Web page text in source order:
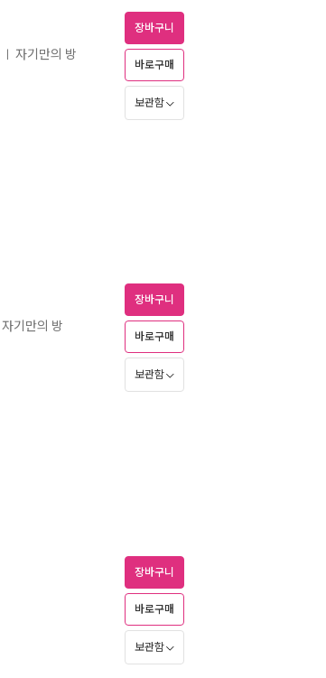
자기만의 방
장바구니
바로구매
보관함
자기만의 방
장바구니
바로구매
보관함
장바구니
바로구매
보관함